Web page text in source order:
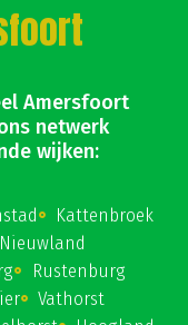
Amersfoort
netwerk
wijken:
Kattenbroek
Nieuwland
Rustenburg
Vathorst